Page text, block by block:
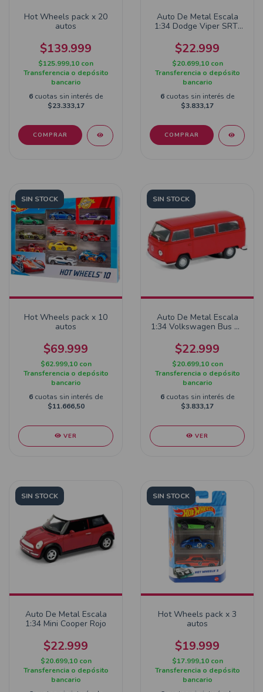
Hot Wheels pack x 20
autos
$139.999
$125.999,10 con
Transferencia o depósito
bancario
6 cuotas sin interés de
$23.333,17
Auto De Metal Escala
1:34 Dodge Viper SRT-
$22.999
$20.699,10 con
Transferencia o depósito
bancario
6 cuotas sin interés de
$3.833,17
SIN STOCK
Hot Wheels pack x 10
autos
$69.999
$62.999,10 con
Transferencia o depósito
bancario
6 cuotas sin interés de
$11.666,50
VER
SIN STOCK
Auto De Metal Escala
1:34 Volkswagen Bus T2
$22.999
$20.699,10 con
Transferencia o depósito
bancario
6 cuotas sin interés de
$3.833,17
VER
SIN STOCK
Auto De Metal Escala
1:34 Mini Cooper Rojo
$22.999
$20.699,10 con
Transferencia o depósito
bancario
SIN STOCK
Hot Wheels pack x 3
autos
$19.999
$17.999,10 con
Transferencia o depósito
bancario